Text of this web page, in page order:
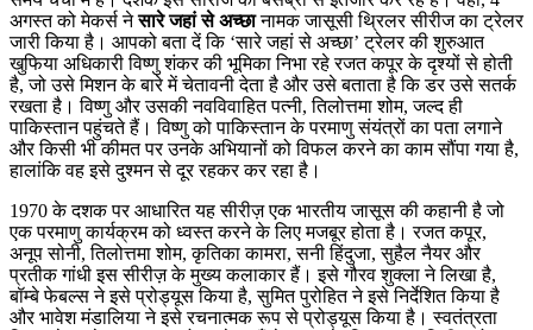
अगस्त को मेकर्स नेसारे जहां से अच्छानामक जासूसी थ्रिलर सीरीज का ट्रेलर
जारी किया है। आपको बता दें कि ‘सारे जहां से अच्छा’ ट्रेलर की शुरुआत
खुफिया अधिकारी विष्णु शंकर की भूमिका निभा रहे रजत कपूर के दृश्यों से होती
है, जो उसे मिशन के बारे में चेतावनी देता है और उसे बताता है कि डर उसे सतर्क
रखता है। विष्णु और उसकी नवविवाहित पत्नी, तिलोत्तमा शोम, जल्द ही
पाकिस्तान पहुंचते हैं। विष्णु को पाकिस्तान के परमाणु संयंत्रों का पता लगाने
और किसी भी कीमत पर उनके अभियानों को विफल करने का काम सौंपा गया है,
हालांकि वह इसे दुश्मन से दूर रहकर कर रहा है।
1970 के दशक पर आधारित यह सीरीज़ एक भारतीय जासूस की कहानी है जो
एक परमाणु कार्यक्रम को ध्वस्त करने के लिए मजबूर होता है। रजत कपूर,
अनूप सोनी, तिलोत्तमा शोम, कृतिका कामरा, सनी हिंदुजा, सुहैल नैयर और
प्रतीक गांधी इस सीरीज़ के मुख्य कलाकार हैं। इसे गौरव शुक्ला ने लिखा है,
बॉम्बे फेबल्स ने इसे प्रोड्यूस किया है, सुमित पुरोहित ने इसे निर्देशित किया है
और भावेश मंडालिया ने इसे रचनात्मक रूप से प्रोड्यूस किया है। स्वतंत्रता